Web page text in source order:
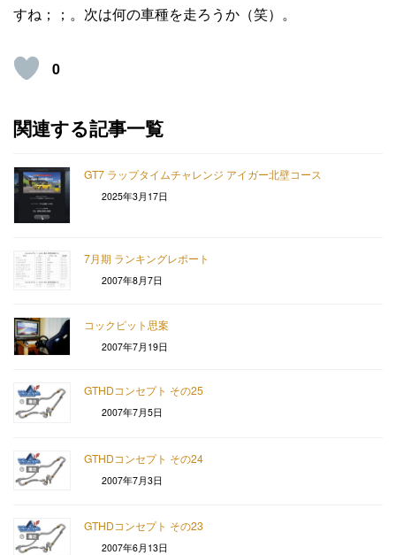
すね；；。次は何の車種を走ろうか（笑）。
0
関連する記事一覧
GT7 ラップタイムチャレンジ アイガー北壁コース
2025年3月17日
7月期 ランキングレポート
2007年8月7日
コックピット思案
2007年7月19日
GTHDコンセプト その25
2007年7月5日
GTHDコンセプト その24
2007年7月3日
GTHDコンセプト その23
2007年6月13日